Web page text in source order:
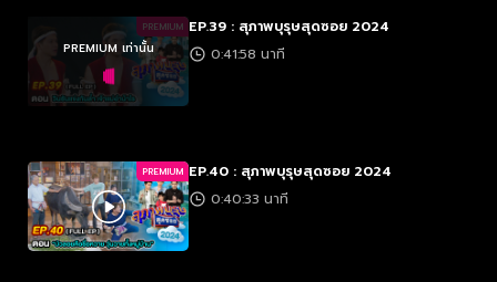
PREMIUM
PREMIUM เท่านั้น
EP.39 : สุภาพบุรุษสุดซอย 2024
0:41:58 นาที
PREMIUM EP.40 : สุภาพบุรุษสุดซอย 2024
0:40:33 นาที